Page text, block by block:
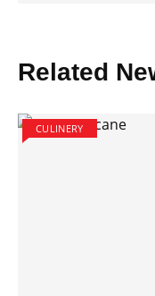
Related
CULINERY